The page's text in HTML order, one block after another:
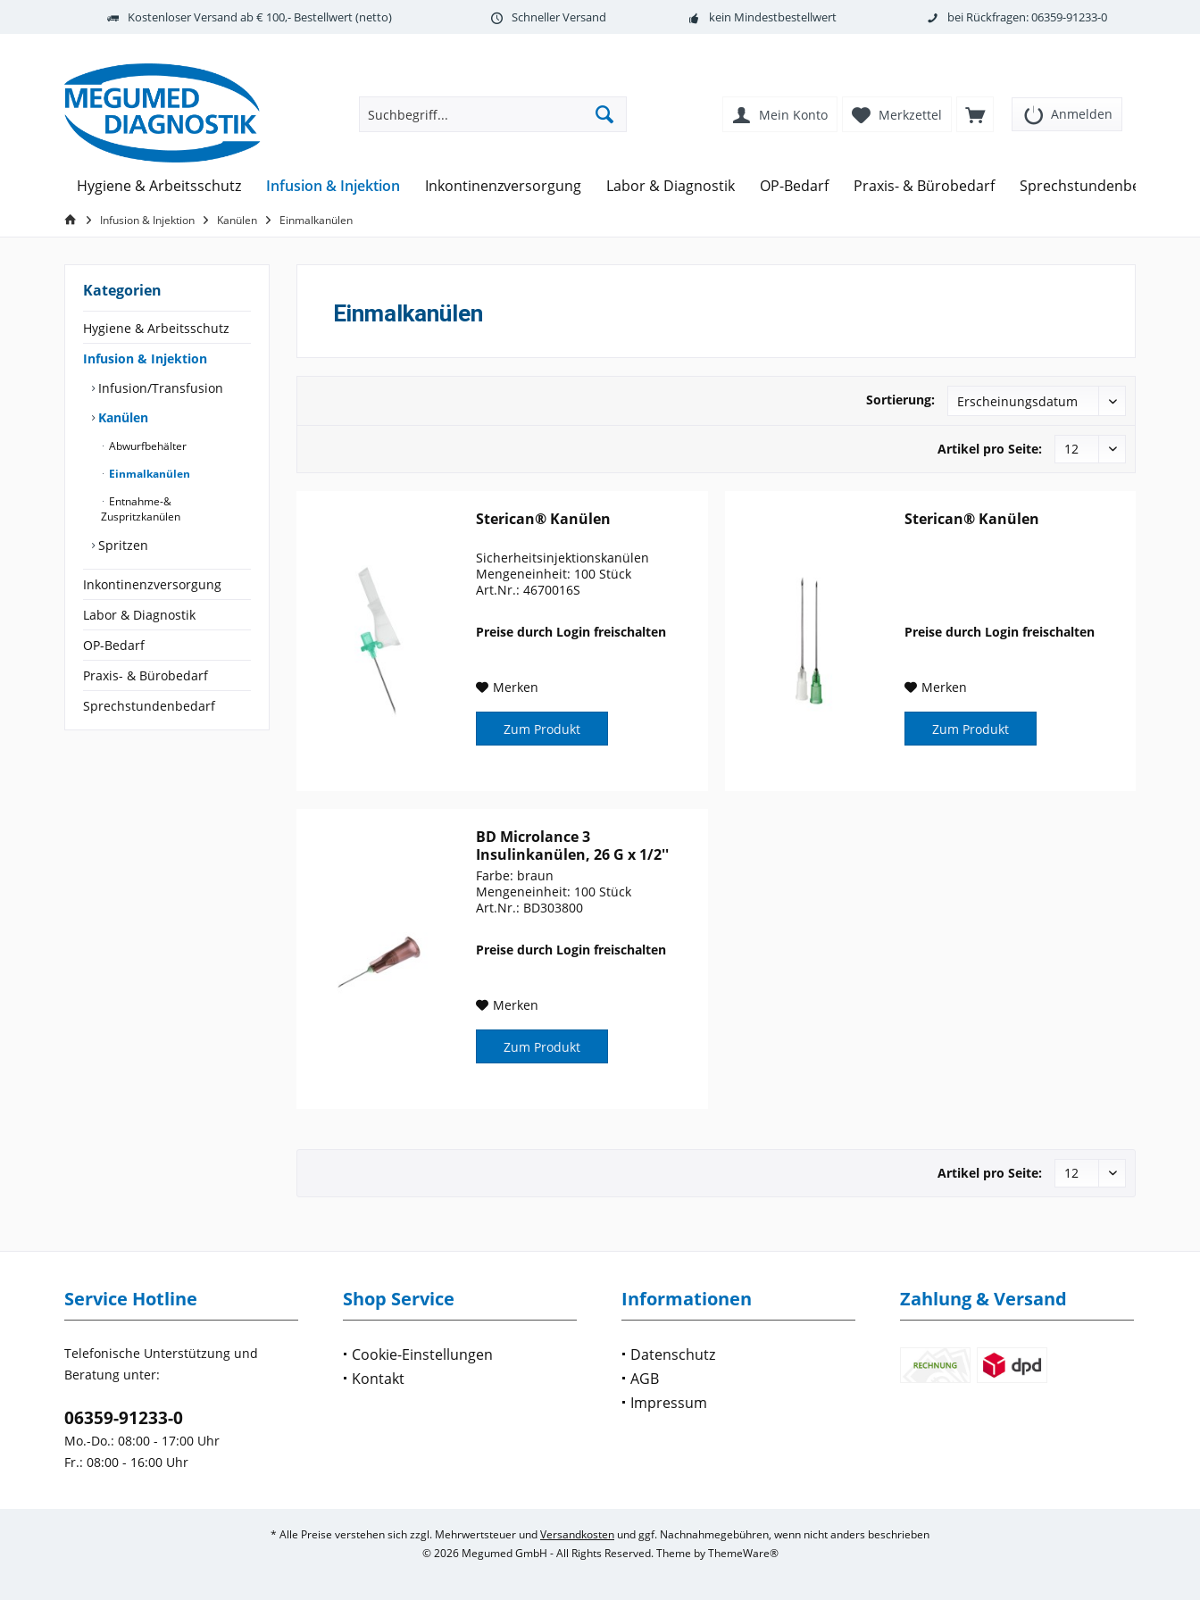
Kostenloser Versand ab € 100,- Bestellwert (netto) Schneller Versand kein Mindestbestellwert bei Rückfragen: 06359-91233-0
Anmelden
Merkzettel
Mein Konto
Hygiene & Arbeitsschutz Infusion & Injektion Inkontinenzversorgung Labor & Diagnostik OP-Bedarf Praxis- & Bürobedarf Sprechstundenbedarf
Infusion & Injektion Kanülen Einmalkanülen
Kategorien
Hygiene & Arbeitsschutz
Infusion & Injektion
Infusion/Transfusion
Kanülen
Abwurfbehälter
Einmalkanülen
Entnahme-&
Zuspritzkanülen
Spritzen
Inkontinenzversorgung
Labor & Diagnostik
OP-Bedarf
Praxis- & Bürobedarf
Sprechstundenbedarf
Einmalkanülen
Sortierung:
Artikel pro Seite:
Sterican® Kanülen
Sicherheitsinjektionskanülen
Mengeneinheit: 100 Stück
Art.Nr.: 4670016S
Preise durch Login freischalten
Merken
Zum Produkt
Sterican® Kanülen
Preise durch Login freischalten
Merken
Zum Produkt
BD Microlance 3
Insulinkanülen, 26 G x 1/2''
Farbe: braun
Mengeneinheit: 100 Stück
Art.Nr.: BD303800
Preise durch Login freischalten
Merken
Zum Produkt
Artikel pro Seite:
Service Hotline
Telefonische Unterstützung und
Beratung unter:
06359-91233-0
Mo.-Do.: 08:00 - 17:00 Uhr
Fr.: 08:00 - 16:00 Uhr
Shop Service
Cookie-Einstellungen
Kontakt
Informationen
Datenschutz
AGB
Impressum
Zahlung & Versand
* Alle Preise verstehen sich zzgl. Mehrwertsteuer undVersandkosten und ggf. Nachnahmegebühren, wenn nicht anders beschrieben
© 2026 Megumed GmbH - All Rights Reserved. Theme byThemeWare®